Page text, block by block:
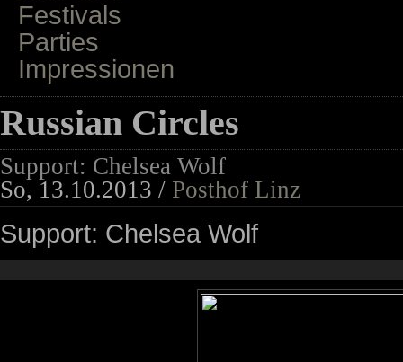
Festivals
Parties
Impressionen
Russian Circles
Support: Chelsea Wolf
So, 13.10.2013 / Posthof Linz
Support: Chelsea Wolf